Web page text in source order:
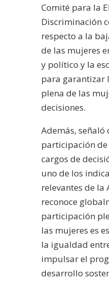
Comité para la
Discriminación
respecto a la
de las mujeres
y político y la
para garantizar
plena de las
decisiones.
Además, señaló
participación de
cargos de
uno de los
relevantes de la
reconoce
participación
las mujeres es
la igualdad
impulsar el
desarrollo